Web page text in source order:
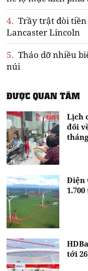
4. Trầy trật đòi tiền
Lancaster Lincoln
5. Tháo dỡ nhiều
núi
ĐƯỢC QUAN TÂM
Lịch
đổi
Điện
tới